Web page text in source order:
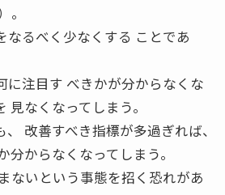
。
なるべく少なくする ことであ
に注目す べきかが分からなくな
見なくなってしまう。
改善すべき指標が多過ぎれば、
分からなくなってしまう。
ないという事態を招く恐れがあ